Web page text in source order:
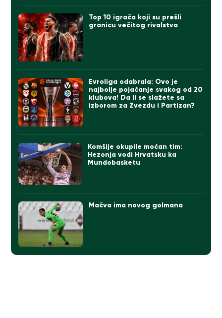
Top 10 igrača koji su prešli
granicu večitog rivalstva
Evroliga odabrala: Ovo je
najbolje pojačanje svakog od 20
klubova! Da li se slažete sa
izborom za Zvezdu i Partizan?
Komšije okupile moćan tim:
Hezonja vodi Hrvatsku ka
Mundobasketu
Mačva ima novog golmana